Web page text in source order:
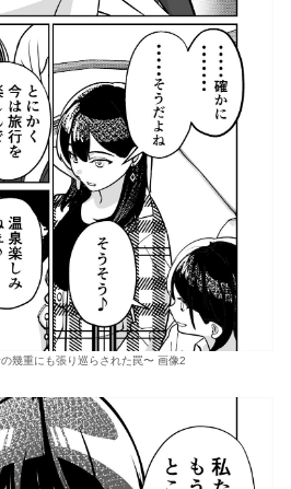
幾重にも張り巡らされた罠〜 画像2